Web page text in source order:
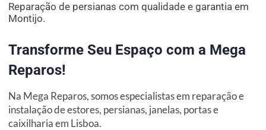
Reparação de persianas com qualidade e garantia em
Montijo.
Transforme Seu Espaço com a Mega
Reparos!
Na Mega Reparos, somos especialistas em reparação e
instalação de estores, persianas, janelas, portas e
caixilharia em Lisboa.